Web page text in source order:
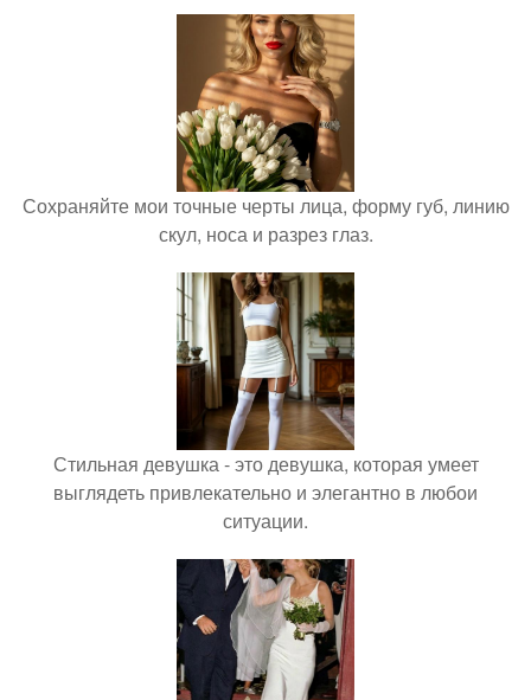
Сохраняйте мои точные черты лица, форму губ, линию
скул, носа и разрез глаз.
Стильная девушка - это девушка, которая умеет
выглядеть привлекательно и элегантно в любои
ситуации.